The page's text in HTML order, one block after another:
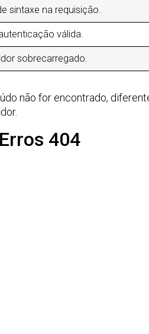
sintaxe na requisição.
válida.
sobrecarregado.
não for encontrado,
404